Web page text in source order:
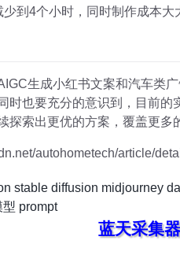
到4个小时，同时制作成本大
生成小红书文案和汽车类
时也要充分的意识到，目前
探索出更优的方案，覆盖更多
autohometech/article/
stable diffusion midjourney
型 prompt
蓝天采集